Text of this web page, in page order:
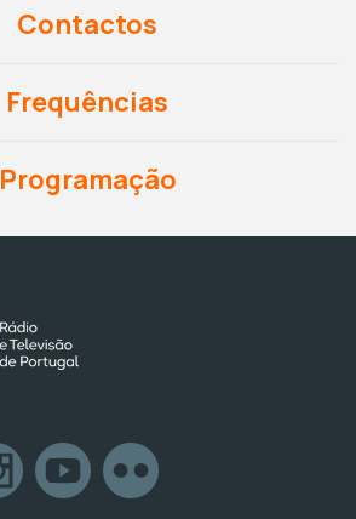
Contactos
Frequências
Programação